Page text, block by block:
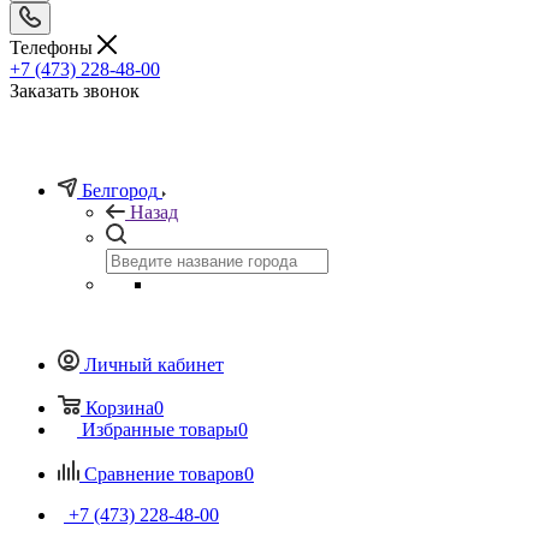
Телефоны
+7 (473) 228-48-00
Заказать звонок
Белгород
Назад
Личный кабинет
Корзина0
Избранные товары0
Сравнение товаров0
+7 (473) 228-48-00